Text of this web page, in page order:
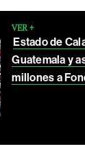
VER +
Estado de
Guatemala y
millones a